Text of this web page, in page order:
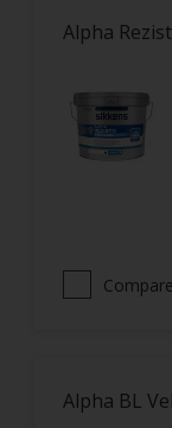
Alpha
Alpha BL